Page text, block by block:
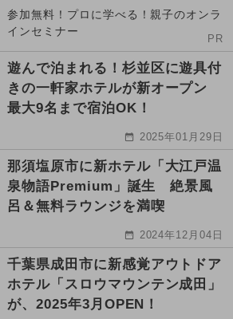
参加無料！プロに学べる！親子のオンラ
インセミナー
PR
遊んで泊まれる！杉並区に遊具付
きの一軒家ホテルが新オープン
最大9名まで宿泊OK！
2025年01月29日
那須塩原市に新ホテル「大江戸温
泉物語Premium」誕生 絶景風
呂＆無料ラウンジを満喫
2024年12月04日
千葉県成田市に新感覚アウトドア
ホテル「スロウマウンテン成田」
が、2025年3月OPEN！